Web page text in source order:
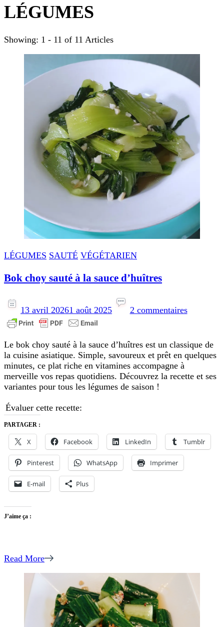
LÉGUMES
Showing: 1 - 11 of 11 Articles
LÉGUMES SAUTÉ VÉGÉTARIEN
Bok choy sauté à la sauce d’huîtres
13 avril 20261 août 2025 2 commentairesBok
à
la
sauce
d’huîtres
Le bok choy sauté à la sauce d’huîtres est un classique de
la cuisine asiatique. Simple, savoureux et prêt en quelques
minutes, ce plat riche en vitamines accompagne à
merveille vos repas quotidiens. Découvrez la recette et ses
variantes pour tous les légumes de saison !
Évaluer cette recette:
PARTAGER :
X Facebook LinkedIn Tumblr
Pinterest WhatsApp Imprimer
E-mail Plus
J’aime ça :
Read More